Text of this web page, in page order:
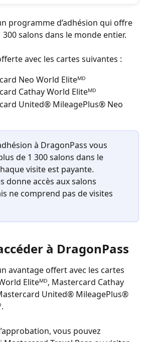
programme d’adhésion qui offre
300 salons dans le monde entier.
avec les cartes suivantes :
Neo World Eliteᴹᴰ
Cathay World Eliteᴹᴰ
United® MileagePlus® Neo
à DragonPass vous
de 1 300 salons dans le
visite est payante.
donne accès aux salons
ne comprend pas de visites
à DragonPass
avantage offert avec les cartes
Eliteᴹᴰ, Mastercard Cathay
United® MileagePlus®
vous pouvez